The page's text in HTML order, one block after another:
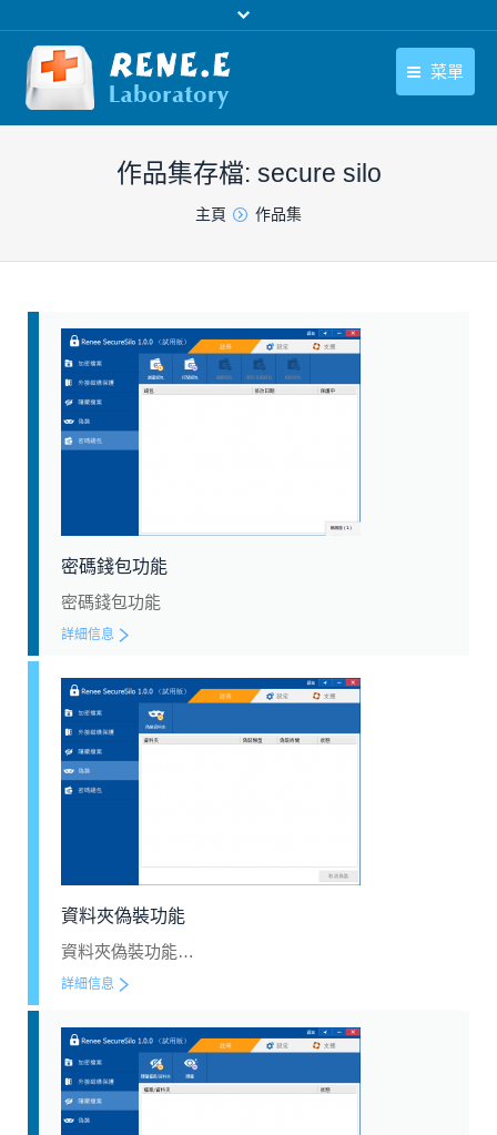
菜單
支援中心
關於我們
作品集存檔: secure silo
主頁 作品集
密碼錢包功能
密碼錢包功能
詳細信息
資料夾偽裝功能
資料夾偽裝功能…
詳細信息